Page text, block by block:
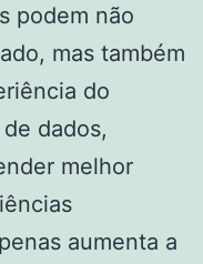
podem não
mas também
do
dados,
melhor
aumenta a